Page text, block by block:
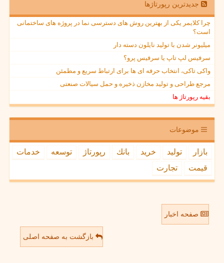
جدیدترین رپورتاژها
چرا کلایمر یکی از بهترین روش های دسترسی نما در پروژه های ساختمانی
است؟
میلیونر شدن با تولید نایلون دسته دار
سرفیس لپ تاپ یا سرفیس پرو؟
واکی تاکی، انتخاب حرفه ای ها برای ارتباط سریع و مطمئن
مرجع طراحی و تولید مخازن ذخیره و حمل سیالات صنعتی
بقیه رپورتاژ ها
موضوعات
بازار تولید خرید بانك رپورتاژ توسعه
خدمات
قیمت
تجارت
صفحه اخبار
بازگشت به صفحه اصلی